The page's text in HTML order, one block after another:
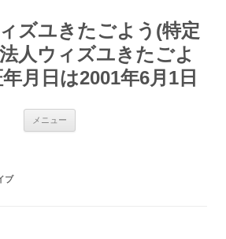
ズユきたごよう(特定
人ウィズユきたごよ
月日は2001年6月1日
メニュー
ブ